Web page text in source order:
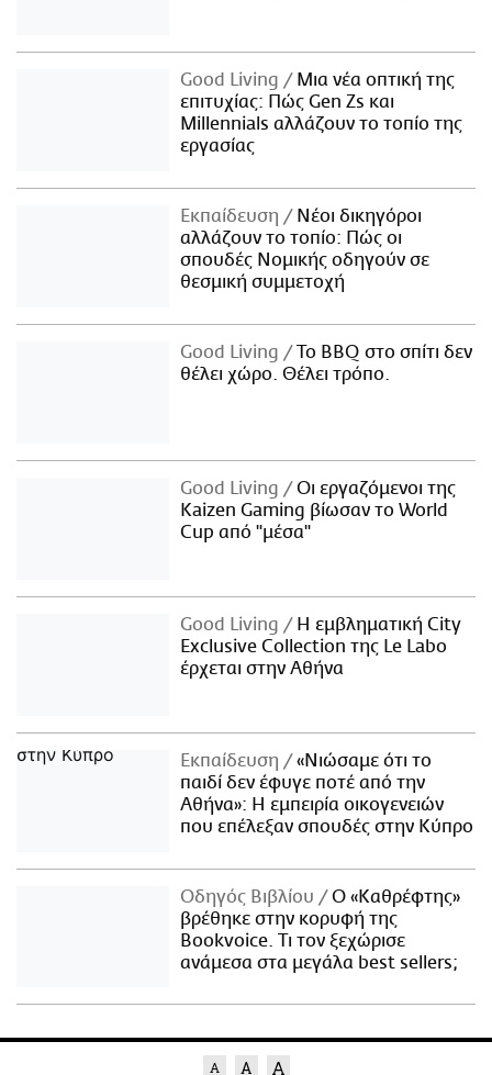
Good Living
Μια νέα οπτική της
επιτυχίας: Πώς Gen Zs και
Millennials αλλάζουν το τοπίο της
εργασίας
Εκπαίδευση
Νέοι δικηγόροι
αλλάζουν το τοπίο: Πώς οι
σπουδές Νομικής οδηγούν σε
θεσμική συμμετοχή
Good Living
Το BBQ στο σπίτι δεν
θέλει χώρο. Θέλει τρόπο.
Good Living
Οι εργαζόμενοι της
Kaizen Gaming βίωσαν το World
Cup από "μέσα"
Good Living
Η εμβληματική City
Exclusive Collection της Le Labo
έρχεται στην Αθήνα
Εκπαίδευση
«Νιώσαμε ότι το
παιδί δεν έφυγε ποτέ από την
Αθήνα»: Η εμπειρία οικογενειών
που επέλεξαν σπουδές στην Κύπρο
Οδηγός Βιβλίου
Ο «Καθρέφτης»
βρέθηκε στην κορυφή της
Bookvoice. Τι τον ξεχώρισε
ανάμεσα στα μεγάλα best sellers;